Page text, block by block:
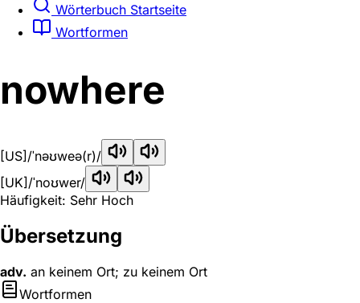
Wörterbuch Startseite
Wortformen
nowhere
[US] /ˈnəʊweə(r)/
[UK] /ˈnoʊwer/
Häufigkeit: Sehr Hoch
Übersetzung
adv. an keinem Ort; zu keinem Ort
Wortformen